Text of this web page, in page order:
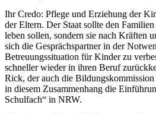
Ihr Credo: Pflege und Erziehung der
der Eltern. Der Staat sollte den
leben sollen, sondern sie nach Kräften
sich die Gesprächspartner in der
Betreuungssituation für Kinder zu
schneller wieder in ihren Beruf
Rick, der auch die Bildungskommission
in diesem Zusammenhang die
Schulfach“ in NRW.